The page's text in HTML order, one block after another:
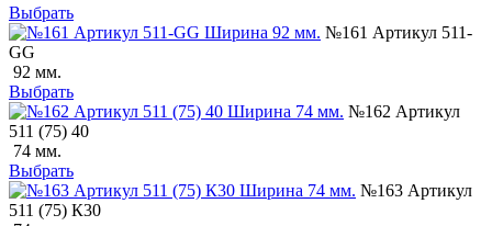
Выбрать
№161 Артикул 511-
GG
92 мм.
Выбрать
№162 Артикул
511 (75) 40
74 мм.
Выбрать
№163 Артикул
511 (75) К30